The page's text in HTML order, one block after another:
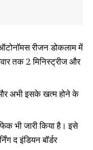
रीजन डोकलाम में
तक 2 मिनिस्ट्रीज और
और अभी इसके खत्म होने के
भी जारी किया है। इसे
द इंडियन बॉर्डर